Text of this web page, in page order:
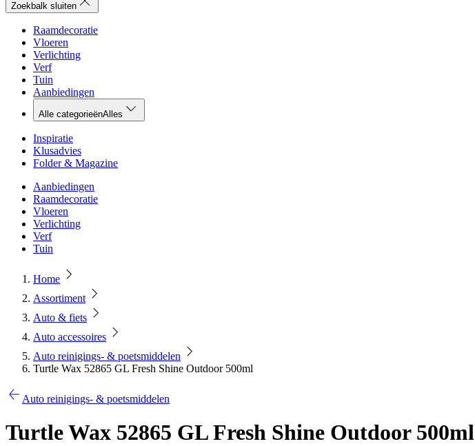
Zoekbalk sluiten
Raamdecoratie
Vloeren
Verlichting
Verf
Tuin
Aanbiedingen
Alle categorieënAlles
Inspiratie
Klusadvies
Folder & Magazine
Aanbiedingen
Raamdecoratie
Vloeren
Verlichting
Verf
Tuin
Home
Assortiment
Auto & fiets
Auto accessoires
Auto reinigings- & poetsmiddelen
Turtle Wax 52865 GL Fresh Shine Outdoor 500ml
Auto reinigings- & poetsmiddelen
Turtle Wax 52865 GL Fresh Shine Outdoor 500ml